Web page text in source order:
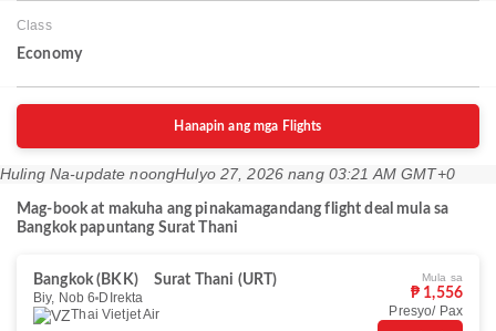
Class
Economy
Hanapin ang mga Flights
Huling Na-update noongHulyo 27, 2026 nang 03:21 AM GMT+0
Mag-book at makuha ang pinakamagandang flight deal mula sa
Bangkok papuntang Surat Thani
Bangkok (BKK)
Surat Thani (URT)
Biy, Nob 6 DIrekta
Thai Vietjet Air
Mula sa
₱ 1,556
Presyo/ Pax